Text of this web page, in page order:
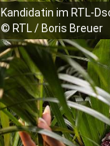
Kandidatin im RTL-
© RTL / Boris Breuer